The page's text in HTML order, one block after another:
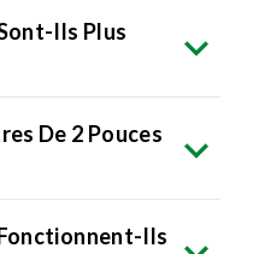
Ils Plus
De 2 Pouces
Ils